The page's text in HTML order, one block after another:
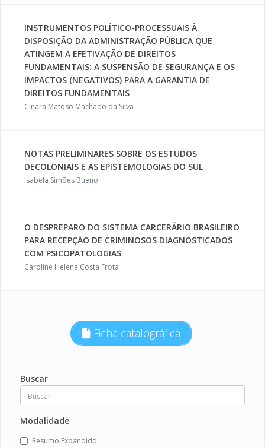
INSTRUMENTOS POLÍTICO-PROCESSUAIS À
DISPOSIÇÃO DA ADMINISTRAÇÃO PÚBLICA QUE
ATINGEM A EFETIVAÇÃO DE DIREITOS
FUNDAMENTAIS: A SUSPENSÃO DE SEGURANÇA E OS
IMPACTOS (NEGATIVOS) PARA A GARANTIA DE
DIREITOS FUNDAMENTAIS
Cinara Matoso Machado da Silva
NOTAS PRELIMINARES SOBRE OS ESTUDOS
DECOLONIAIS E AS EPISTEMOLOGIAS DO SUL
Isabela Simões Bueno
O DESPREPARO DO SISTEMA CARCERÁRIO BRASILEIRO
PARA RECEPÇÃO DE CRIMINOSOS DIAGNOSTICADOS
COM PSICOPATOLOGIAS
Caroline Helena Costa Frota
Ficha catalográfica
Buscar
Modalidade
Resumo Expandido